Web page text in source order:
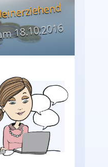
18.10.2016